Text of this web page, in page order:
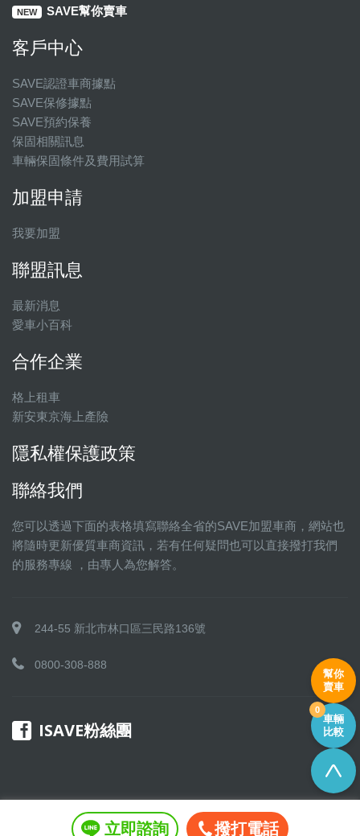
立即諮詢 撥打電話
NEW SAVE幫你賣車
客戶中心
SAVE認證車商據點
SAVE保修據點
SAVE預約保養
保固相關訊息
車輛保固條件及費用試算
加盟申請
我要加盟
聯盟訊息
最新消息
愛車小百科
合作企業
格上租車
新安東京海上產險
隱私權保護政策
聯絡我們
您可以透過下面的表格填寫聯絡全省的SAVE加盟車商，網站也
將隨時更新優質車商資訊，若有任何疑問也可以直接撥打我們
的服務專線 ，由專人為您解答。
244-55 新北市林口區三民路136號
0800-308-888
ISAVE粉絲團
幫你
賣車
車輛
比較
0